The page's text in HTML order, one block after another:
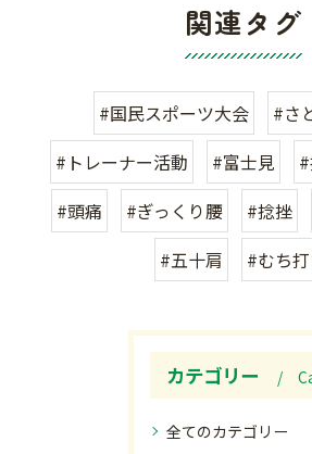
関連タグ
#国民スポーツ大会
#さ
#トレーナー活動
#富士見
#頭痛
#ぎっくり腰 #捻挫
#五十肩
#むち
カテゴリー
全てのカテゴリー